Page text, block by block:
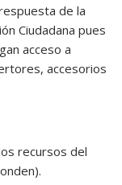
de la
Ciudadana pues
acceso a
accesorios
recursos del